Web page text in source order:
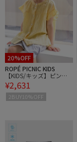
20%OFF
ROPÉ PICNIC KIDS
【KIDS/キッズ】ピンタ
ックギャザーブラウス
¥2,631
2BUY10%OFF